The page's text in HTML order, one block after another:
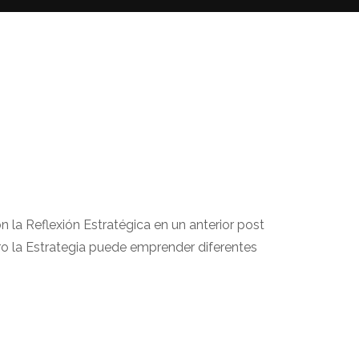
la Reflexión Estratégica en un anterior post
la Estrategia puede emprender diferentes